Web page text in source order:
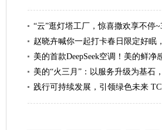
“云”逛灯塔工厂，惊喜撒欢享不停
赵晓卉喊你一起打卡春日限定好眠
美的首款DeepSeek空调！美的鲜净
美的“火三月”：以服务升级为基石
践行可持续发展，引领绿色未来